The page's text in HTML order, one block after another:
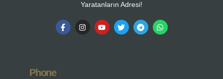
Yaratanların Adresi!
Phone